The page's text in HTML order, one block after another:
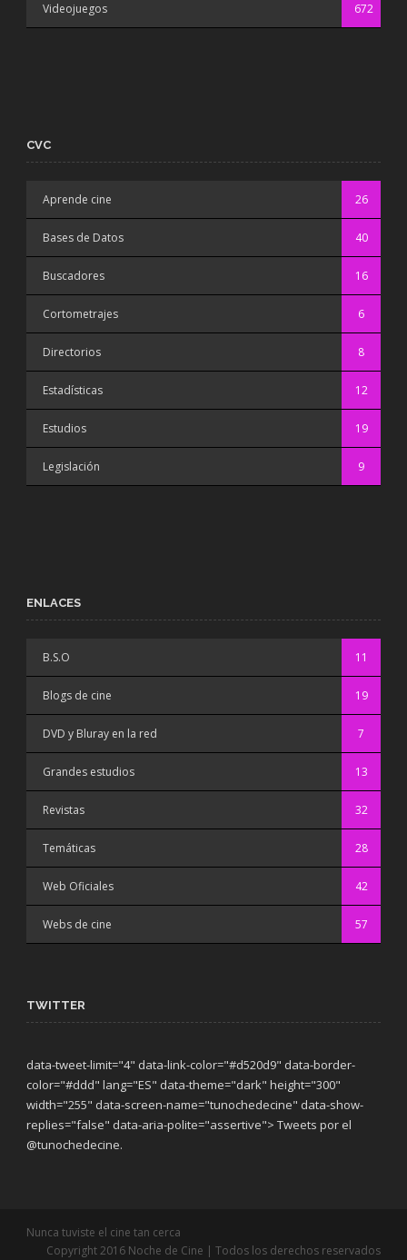
Videojuegos 672
CVC
Aprende cine 26
Bases de Datos 40
Buscadores 16
Cortometrajes 6
Directorios 8
Estadísticas 12
Estudios 19
Legislación 9
ENLACES
B.S.O 11
Blogs de cine 19
DVD y Bluray en la red 7
Grandes estudios 13
Revistas 32
Temáticas 28
Web Oficiales 42
Webs de cine 57
TWITTER
data-tweet-limit="4" data-link-color="#d520d9" data-border-
color="#ddd" lang="ES" data-theme="dark" height="300"
width="255" data-screen-name="tunochedecine" data-show-
replies="false" data-aria-polite="assertive"> Tweets por el
@tunochedecine.
Nunca tuviste el cine tan cerca
Copyright 2016 Noche de Cine | Todos los derechos reservados